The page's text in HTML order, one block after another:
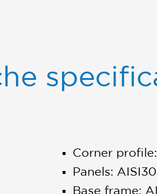
Corner
Panels:
Base frame: